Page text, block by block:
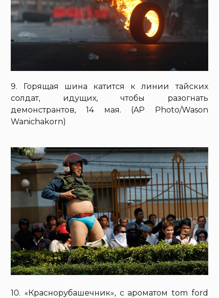
9. Горящая шина катится к линии тайских
солдат, идущих, чтобы разогнать
демонстрантов, 14 мая. (AP Photo/Wason
Wanichakorn)
10. «Краснорубашечник», с ароматом tom ford